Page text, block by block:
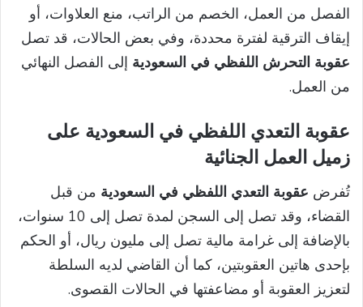
الفصل من العمل، الخصم من الراتب، منع العلاوات، أو
إيقاف الترقية لفترة محددة، وفي بعض الحالات، قد تصل
عقوبة التحرش اللفظي في السعودية إلى الفصل النهائي
من العمل.
عقوبة التعدي اللفظي في السعودية على
زميل العمل الجنائية
تُفرض عقوبة التعدي اللفظي في السعودية من قبل
القضاء، وقد تصل إلى السجن لمدة تصل إلى 10 سنوات،
بالإضافة إلى غرامة مالية تصل إلى مليون ريال، أو الحكم
بإحدى هاتين العقوبتين، كما أن القاضي لديه السلطة
لتعزيز العقوبة أو مضاعفتها في الحالات القصوى.